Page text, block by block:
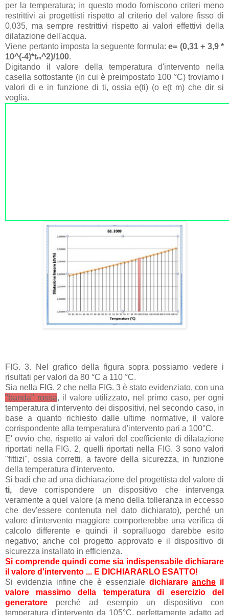
per la temperatura; in questo modo forniscono criteri meno
restrittivi ai progettisti rispetto al criterio del valore fisso di
0,035, ma sempre restrittivi rispetto ai valori effettivi della
dilatazione dell'acqua.
Viene pertanto imposta la seguente formula: e= (0,31 + 3,9 *
10^(-4)*tm^2)/100.
Digitando il valore della temperatura d'intervento nella
casella sottostante (in cui è preimpostato 100 °C) troviamo i
valori di e in funzione di ti, ossia e(ti) (o e(t m) che dir si
voglia.
FIG. 3. Nel grafico della figura sopra possiamo vedere i
risultati per valori da 80 °C a 110 °C.
Sia nella FIG. 2 che nella FIG. 3 è stato evidenziato, con una
"banda" rossa, il valore utilizzato, nel primo caso, per ogni
temperatura d'intervento dei dispositivi, nel secondo caso, in
base a quanto richiesto dalle ultime normative, il valore
corrispondente alla temperatura d'intervento pari a 100°C.
E' ovvio che, rispetto ai valori del coefficiente di dilatazione
riportati nella FIG. 2, quelli riportati nella FIG. 3 sono valori
"fittizi", ossia corretti, a favore della sicurezza, in funzione
della temperatura d'intervento.
Si badi che ad una dichiarazione del progettista del valore di
ti, deve corrispondere un dispositivo che intervenga
veramente a quel valore (a meno della tolleranza in eccesso
che dev'essere contenuta nel dato dichiarato), perché un
valore d'intervento maggiore comporterebbe una verifica di
calcolo differente e quindi il sopralluogo darebbe esito
negativo; anche col progetto approvato e il dispositivo di
sicurezza installato in efficienza.
Si comprende quindi come sia indispensabile dichiarare
il valore d'intervento ... E DICHIARARLO ESATTO!
Si evidenzia infine che è essenziale dichiarareanche il
valore massimo della temperatura di esercizio del
generatore perché ad esempio un dispositivo con
temperatura d'intervento da 105°C, perfettamente adatto ad